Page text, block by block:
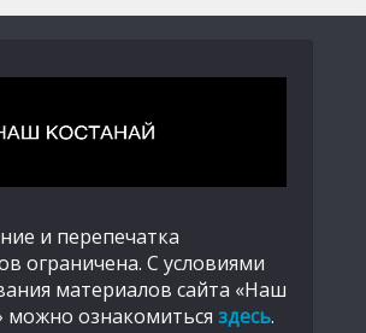
и перепечатка
ограничена. С условиями
материалов сайта «Наш
можно ознакомиться здесь.